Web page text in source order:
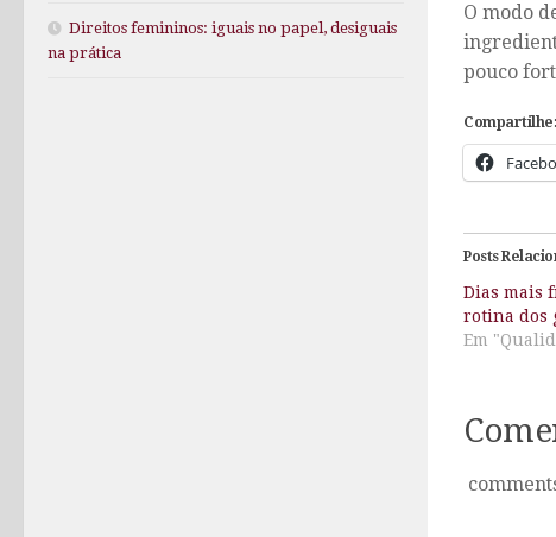
O modo
pouco
Compartilhe:
Posts
Dias mais
rotina dos
Em
Direitos femininos: iguais no papel, desiguais
na prática